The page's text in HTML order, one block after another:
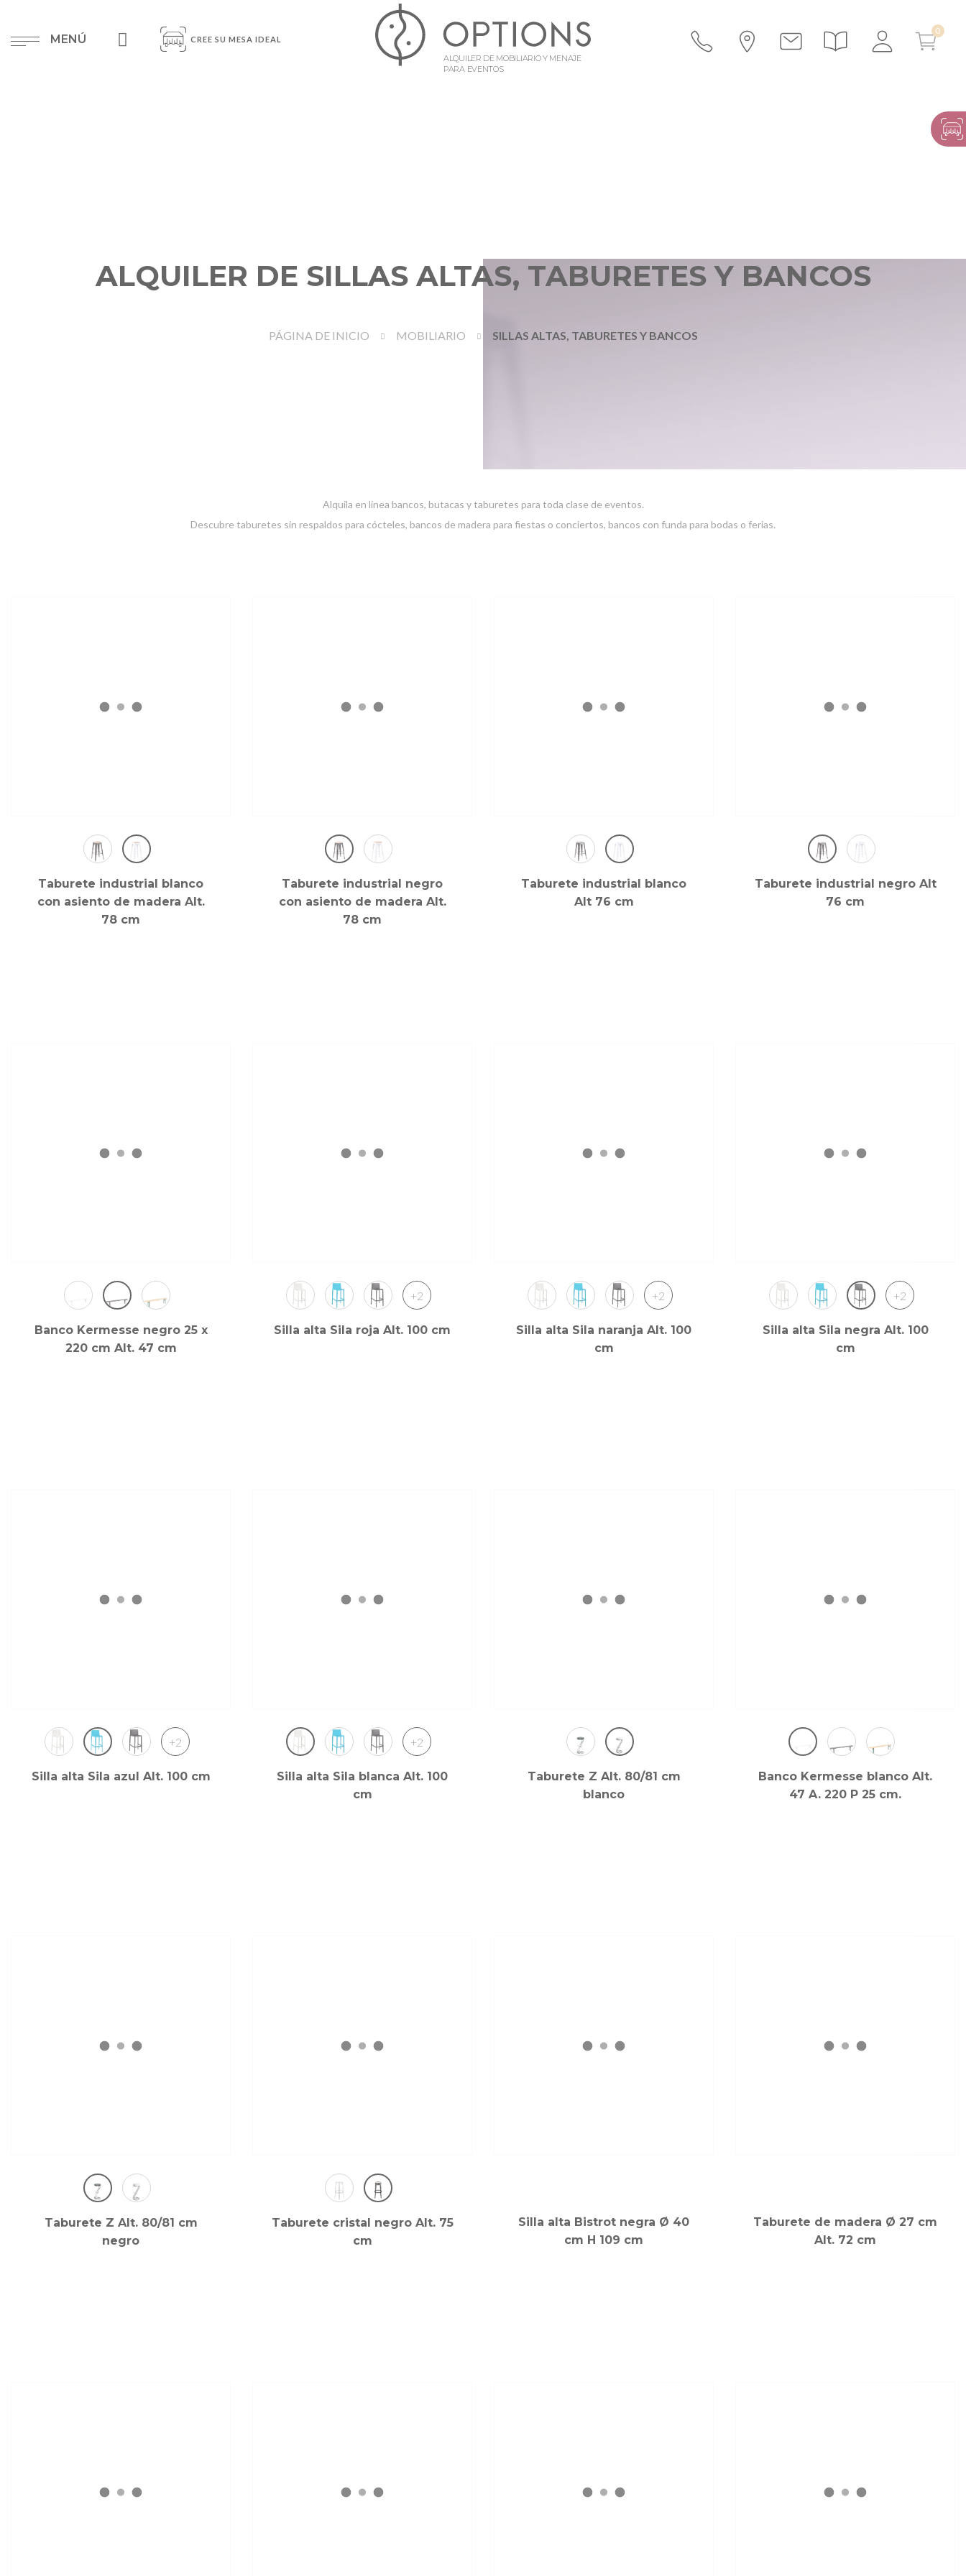
MENÚ CREE SU MESA IDEAL
ALQUILER DE MOBILIARIO Y MENAJE
PARA EVENTOS
ALQUILER DE SILLAS ALTAS, TABURETES Y BANCOS
PÁGINA DE INICIO MOBILIARIO SILLAS ALTAS, TABURETES Y BANCOS
Alquila en línea bancos, butacas ytaburetes para toda clase de eventos.
Descubre taburetes sin respaldos para cócteles, bancos de madera para fiestas o conciertos, bancos con funda para bodas o ferias.
Taburete industrial blanco
con asiento de madera Alt.
78 cm
Taburete industrial negro
con asiento de madera Alt.
78 cm
Taburete industrial blanco
Alt 76 cm
Taburete industrial negro Alt
76 cm
Banco Kermesse negro 25 x
220 cm Alt. 47 cm
+2
Silla alta Sila roja Alt. 100 cm
+2
Silla alta Sila naranja Alt. 100
cm
+2
Silla alta Sila negra Alt. 100
cm
+2
Silla alta Sila azul Alt. 100 cm
+2
Silla alta Sila blanca Alt. 100
cm
Taburete Z Alt. 80/81 cm
blanco
Banco Kermesse blanco Alt.
47 A. 220 P 25 cm.
Taburete Z Alt. 80/81 cm
negro
Taburete cristal negro Alt. 75
cm
Silla alta Bistrot negra Ø 40
cm H 109 cm
Taburete de madera Ø 27 cm
Alt. 72 cm